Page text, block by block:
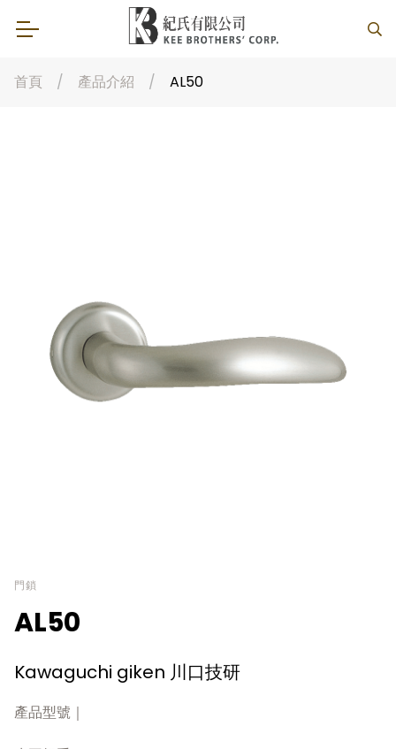
首頁 產品介紹 AL50
門鎖
AL50
Kawaguchi giken 川口技研
產品型號｜